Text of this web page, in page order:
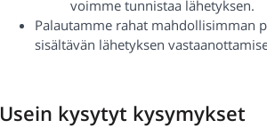
voimme tunnistaa lähetyksen.
Palautamme rahat mahdollisimman
sisältävän lähetyksen
Usein kysytyt kysymykset